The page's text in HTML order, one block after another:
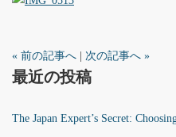
« 前の記事へ 次の記事へ »
最近の投稿
The Japan Expert’s Secret: